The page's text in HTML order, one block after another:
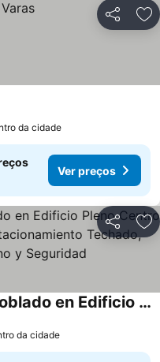
Partilhar
da cidade
Ver preços
Partilhar
Departamento Diario Amoblado en Edificio Pleno Centro de Osorno Full Eléctrico y Estacionamiento Techado, Comodidad, Moderno y Seguridad
da cidade